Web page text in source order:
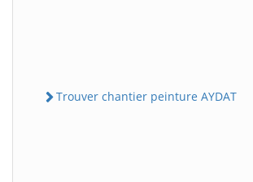
Trouver chantier peinture AYDAT